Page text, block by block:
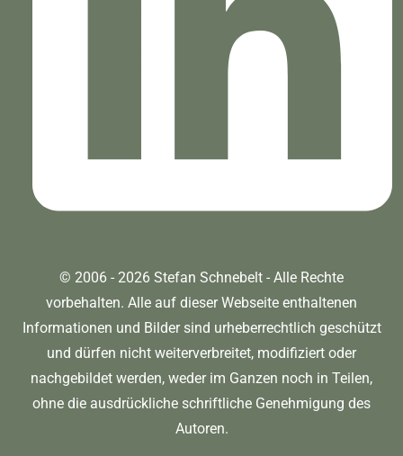
© 2006 - 2026 Stefan Schnebelt - Alle Rechte
vorbehalten. Alle auf dieser Webseite enthaltenen
Informationen und Bilder sind urheberrechtlich geschützt
und dürfen nicht weiterverbreitet, modifiziert oder
nachgebildet werden, weder im Ganzen noch in Teilen,
ohne die ausdrückliche schriftliche Genehmigung des
Autoren.